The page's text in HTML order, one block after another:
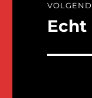
Volgend
Echt